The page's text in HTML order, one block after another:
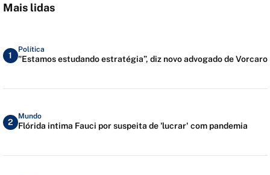
Mais lidas
1
Política
"Estamos estudando estratégia”, diz novo advogado de Vorcaro
2
Mundo
Flórida intima Fauci por suspeita de 'lucrar' com pandemia